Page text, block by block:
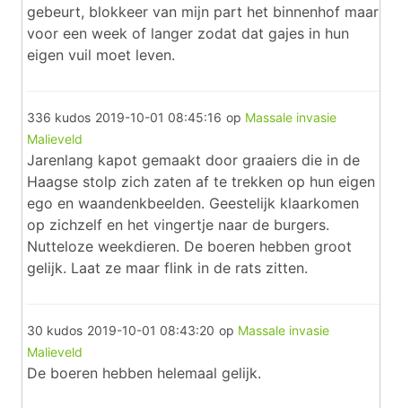
gebeurt, blokkeer van mijn part het binnenhof maar
voor een week of langer zodat dat gajes in hun
eigen vuil moet leven.
336 kudos 2019-10-01 08:45:16 op Massale invasie
Malieveld
Jarenlang kapot gemaakt door graaiers die in de
Haagse stolp zich zaten af te trekken op hun eigen
ego en waandenkbeelden. Geestelijk klaarkomen
op zichzelf en het vingertje naar de burgers.
Nutteloze weekdieren. De boeren hebben groot
gelijk. Laat ze maar flink in de rats zitten.
30 kudos 2019-10-01 08:43:20 op Massale invasie
Malieveld
De boeren hebben helemaal gelijk.